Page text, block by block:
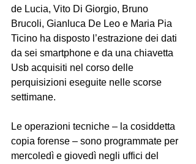
de Lucia, Vito Di Giorgio, Bruno
Brucoli, Gianluca De Leo e Maria Pia
Ticino ha disposto l’estrazione dei dati
da sei smartphone e da una chiavetta
Usb acquisiti nel corso delle
perquisizioni eseguite nelle scorse
settimane.
Le operazioni tecniche – la cosiddetta
copia forense – sono programmate per
mercoledì e giovedì negli uffici del